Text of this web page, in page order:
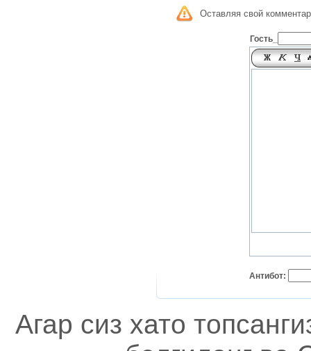
Оставляя свой
Гость_
Антибот:
Агар сиз хато